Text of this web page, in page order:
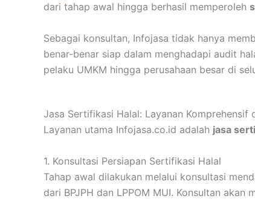
dari tahap awal hingga berhasil memperoleh
Sebagai konsultan, Infojasa tidak hanya
benar-benar siap dalam menghadapi audit
pelaku UMKM hingga perusahaan besar di
Jasa Sertifikasi Halal: Layanan Komprehensif
Layanan utama Infojasa.co.id adalah jasa
1. Konsultasi Persiapan Sertifikasi Halal
Tahap awal dilakukan melalui konsultasi
dari BPJPH dan LPPOM MUI. Konsultan